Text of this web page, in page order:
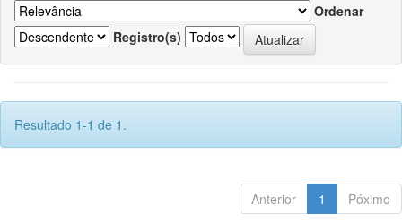
Ordenar
Registro(s)
Resultado 1-1 de 1.
Anterior 1 Póximo